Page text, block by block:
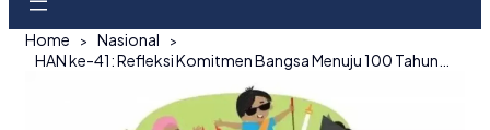
Home
Nasional